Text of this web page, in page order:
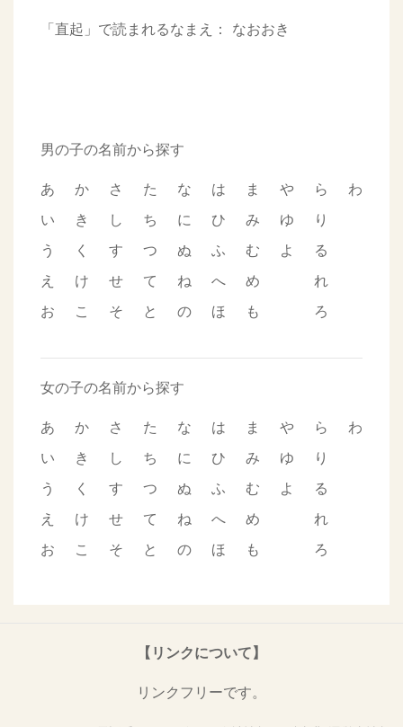
「直起」で読まれるなまえ： なおおき
男の子の名前から探す
あ
い
う
え
お
か
き
く
け
こ
さ
し
す
せ
そ
た
ち
つ
て
と
な
に
ぬ
ね
の
は
ひ
ふ
へ
ほ
ま
み
む
め
も
や
ゆ
よ
ら
り
る
れ
ろ
わ
女の子の名前から探す
あ
い
う
え
お
か
き
く
け
こ
さ
し
す
せ
そ
た
ち
つ
て
と
な
に
ぬ
ね
の
は
ひ
ふ
へ
ほ
ま
み
む
め
も
や
ゆ
よ
ら
り
る
れ
ろ
わ
【リンクについて】
リンクフリーです。